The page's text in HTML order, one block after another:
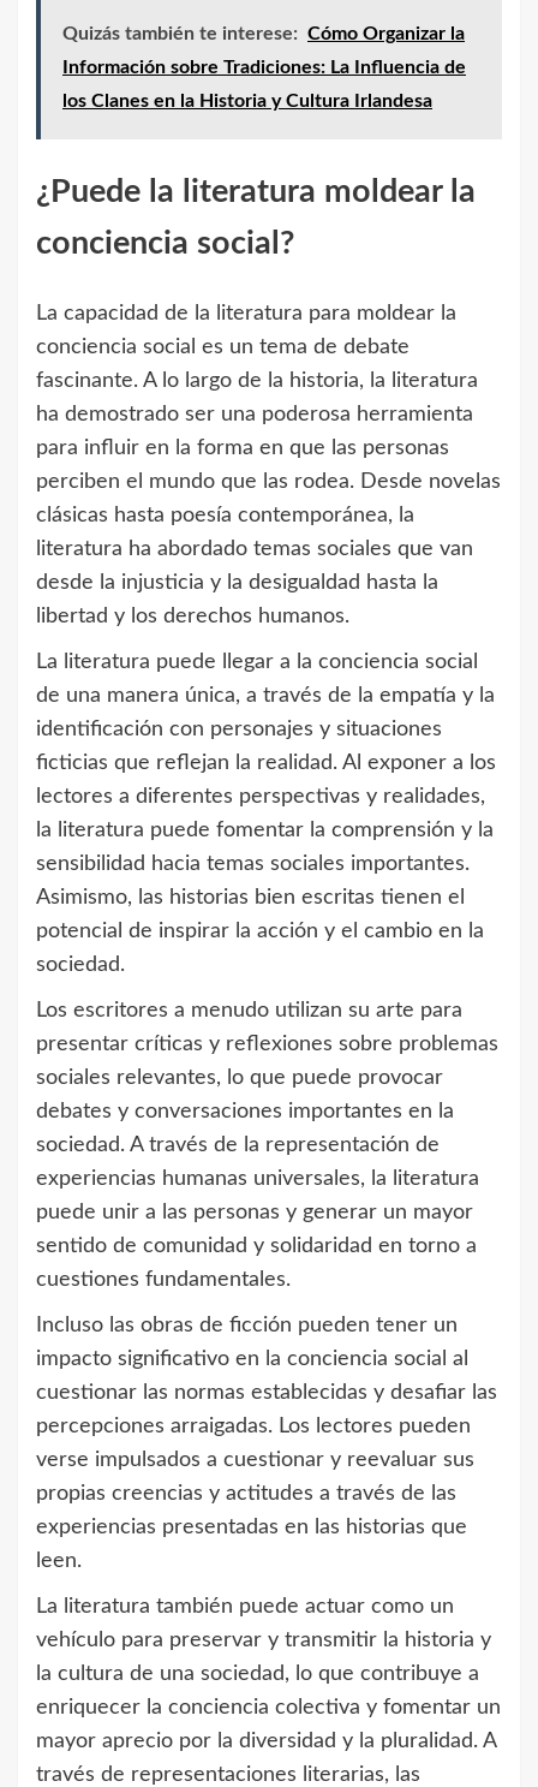
Quizás también te interese: Cómo Organizar la
Información sobre Tradiciones: La Influencia de
los Clanes en la Historia y Cultura Irlandesa
¿Puede la literatura moldear la
conciencia social?
La capacidad de la literatura para moldear la
conciencia social es un tema de debate
fascinante. A lo largo de la historia, la literatura
ha demostrado ser una poderosa herramienta
para influir en la forma en que las personas
perciben el mundo que las rodea. Desde novelas
clásicas hasta poesía contemporánea, la
literatura ha abordado temas sociales que van
desde la injusticia y la desigualdad hasta la
libertad y los derechos humanos.
La literatura puede llegar a la conciencia social
de una manera única, a través de la empatía y la
identificación con personajes y situaciones
ficticias que reflejan la realidad. Al exponer a los
lectores a diferentes perspectivas y realidades,
la literatura puede fomentar la comprensión y la
sensibilidad hacia temas sociales importantes.
Asimismo, las historias bien escritas tienen el
potencial de inspirar la acción y el cambio en la
sociedad.
Los escritores a menudo utilizan su arte para
presentar críticas y reflexiones sobre problemas
sociales relevantes, lo que puede provocar
debates y conversaciones importantes en la
sociedad. A través de la representación de
experiencias humanas universales, la literatura
puede unir a las personas y generar un mayor
sentido de comunidad y solidaridad en torno a
cuestiones fundamentales.
Incluso las obras de ficción pueden tener un
impacto significativo en la conciencia social al
cuestionar las normas establecidas y desafiar las
percepciones arraigadas. Los lectores pueden
verse impulsados a cuestionar y reevaluar sus
propias creencias y actitudes a través de las
experiencias presentadas en las historias que
leen.
La literatura también puede actuar como un
vehículo para preservar y transmitir la historia y
la cultura de una sociedad, lo que contribuye a
enriquecer la conciencia colectiva y fomentar un
mayor aprecio por la diversidad y la pluralidad. A
través de representaciones literarias, las